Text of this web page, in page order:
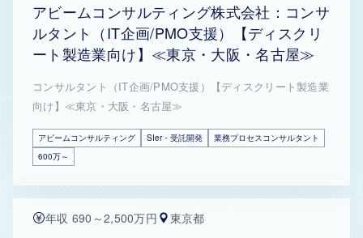
アビームコンサルティング株式会社：コンサ
ルタント（IT企画/PMO支援）【ディスクリ
ート製造業向け】≪東京・大阪・名古屋≫
コンサルタント（IT企画/PMO支援）【ディスクリート製造業
向け】≪東京・大阪・名古屋≫
アビームコンサルティング SIer・受託開発
業務プロセスコンサルタント
600万～
年収 690～2,500万円 東京都